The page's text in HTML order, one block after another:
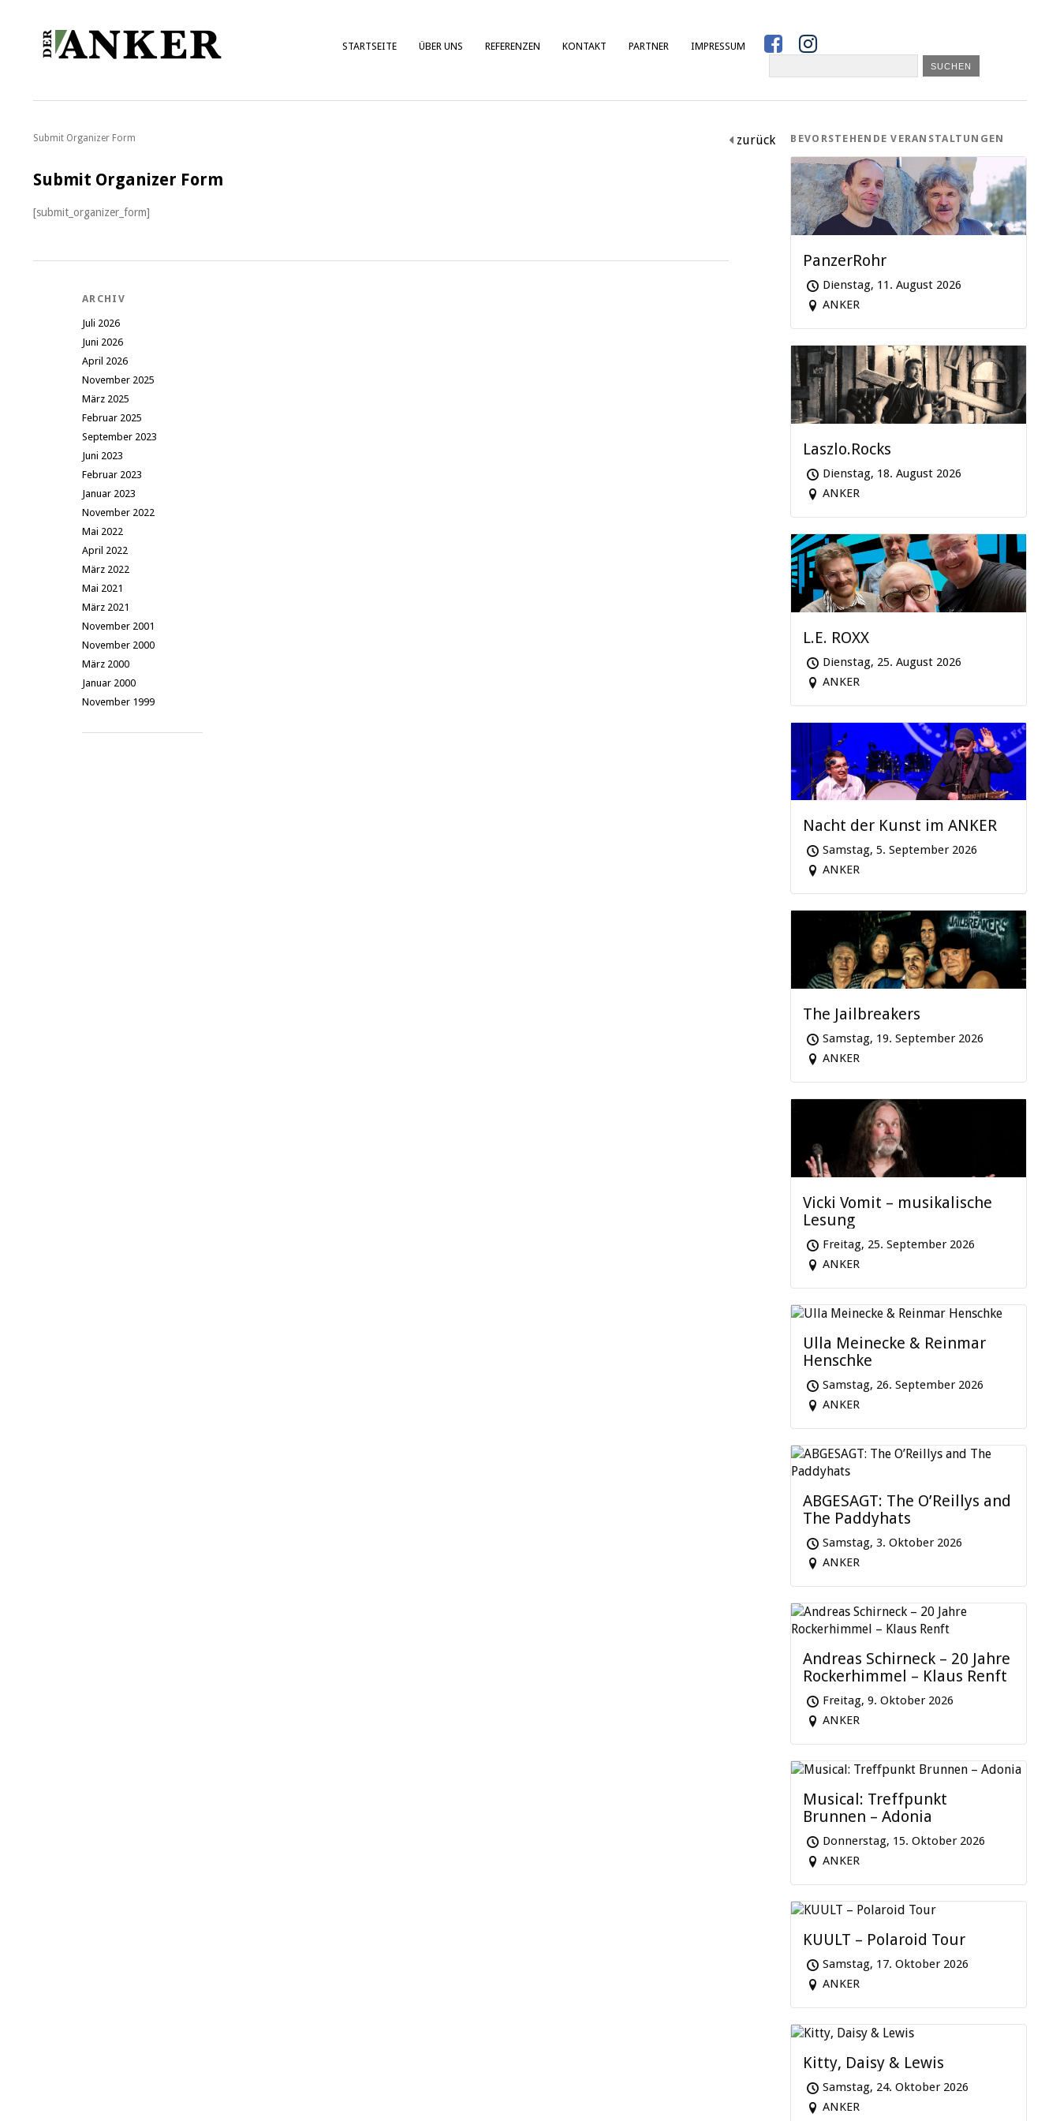
STARTSEITE ÜBER UNS REFERENZEN KONTAKT PARTNER IMPRESSUM  
Submit Organizer Form
Submit Organizer Form
[submit_organizer_form]
ARCHIV
Juli 2026
Juni 2026
April 2026
November 2025
März 2025
Februar 2025
September 2023
Juni 2023
Februar 2023
Januar 2023
November 2022
Mai 2022
April 2022
März 2022
Mai 2021
März 2021
November 2001
November 2000
März 2000
Januar 2000
November 1999
BEVORSTEHENDE VERANSTALTUNGEN
PanzerRohr
Dienstag, 11. August 2026
ANKER
Laszlo.Rocks
Dienstag, 18. August 2026
ANKER
L.E. ROXX
Dienstag, 25. August 2026
ANKER
Nacht der Kunst im ANKER
Samstag, 5. September 2026
ANKER
The Jailbreakers
Samstag, 19. September 2026
ANKER
Vicki Vomit – musikalische
Lesung
Freitag, 25. September 2026
ANKER
Ulla Meinecke & Reinmar
Henschke
Samstag, 26. September 2026
ANKER
ABGESAGT: The O’Reillys and
The Paddyhats
Samstag, 3. Oktober 2026
ANKER
Andreas Schirneck – 20 Jahre
Rockerhimmel – Klaus Renft
Freitag, 9. Oktober 2026
ANKER
Musical: Treffpunkt
Brunnen – Adonia
Donnerstag, 15. Oktober 2026
ANKER
KUULT – Polaroid Tour
Samstag, 17. Oktober 2026
ANKER
Kitty, Daisy & Lewis
Samstag, 24. Oktober 2026
ANKER
 zurück